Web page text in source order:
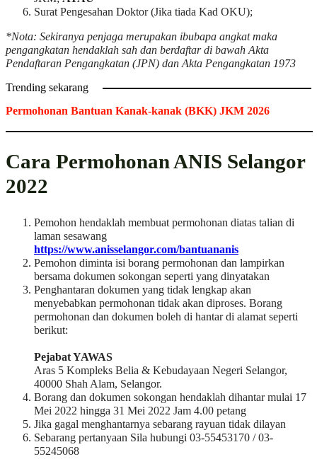
Surat Pengesahan Doktor (Jika tiada Kad OKU);
*Nota: Sekiranya penjaga merupakan ibubapa angkat maka
pengangkatan hendaklah sah dan berdaftar di bawah Akta
Pendaftaran Pengangkatan (JPN) dan Akta Pengangkatan 1973
Trending sekarang
Permohonan Bantuan Kanak-kanak (BKK) JKM 2026
Cara Permohonan ANIS Selangor
2022
Pemohon hendaklah membuat permohonan diatas talian di
laman sesawang
https://www.anisselangor.com/bantuananis
Pemohon diminta isi borang permohonan dan lampirkan
bersama dokumen sokongan seperti yang dinyatakan
Penghantaran dokumen yang tidak lengkap akan
menyebabkan permohonan tidak akan diproses. Borang
permohonan dan dokumen boleh di hantar di alamat seperti
berikut:
Pejabat YAWAS
Aras 5 Kompleks Belia & Kebudayaan Negeri Selangor,
40000 Shah Alam, Selangor.
Borang dan dokumen sokongan hendaklah dihantar mulai 17
Mei 2022 hingga 31 Mei 2022 Jam 4.00 petang
Jika gagal menghantarnya sebarang rayuan tidak dilayan
Sebarang pertanyaan Sila hubungi 03-55453170 / 03-
55245068